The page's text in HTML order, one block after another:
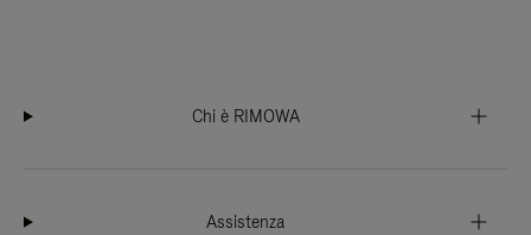
Chi è RIMOWA
Assistenza